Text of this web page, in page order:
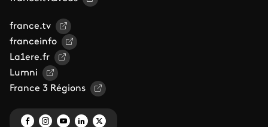
france.tv
franceinfo
La1ere.fr
Lumni
France 3 Régions